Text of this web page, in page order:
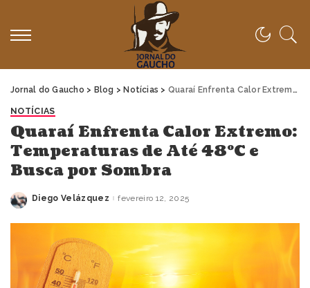
Jornal do Gaucho > Blog > Notícias > Quaraí Enfrenta Calor Extremo: Temperaturas de Até 48ºC e Busca por Sombra
NOTÍCIAS
Quaraí Enfrenta Calor Extremo:
Temperaturas de Até 48ºC e
Busca por Sombra
Posted
Diego Velázquez fevereiro 12, 2025